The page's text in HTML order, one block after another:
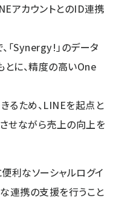
アカウントとのID連携
「Synergy!」のデータ
に、精度の高いOne
るため、LINEを起点と
せながら売上の向上を
利なソーシャルログイ
連携の支援を行うこと